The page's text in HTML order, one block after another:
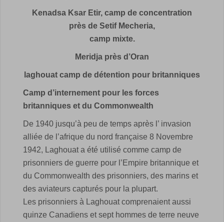
Kenadsa Ksar Etir, camp de concentration
près de Setif Mecheria,
camp mixte.
Meridja près d’Oran
laghouat camp de détention pour britanniques
Camp d’internement pour les forces
britanniques et du Commonwealth
De 1940 jusqu’à peu de temps après l’ invasion
alliée de l’afrique du nord française 8 Novembre
1942, Laghouat a été utilisé comme camp de
prisonniers de guerre pour l’Empire britannique et
du Commonwealth des prisonniers, des marins et
des aviateurs capturés pour la plupart.
Les prisonniers à Laghouat comprenaient aussi
quinze Canadiens et sept hommes de terre neuve